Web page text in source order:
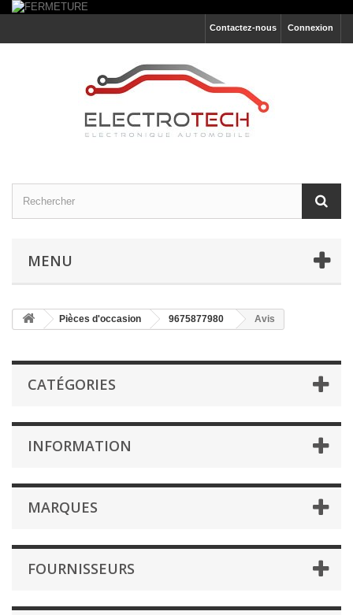
Connexion
Contactez-nous
MENU
Pièces d'occasion 9675877980 Avis
CATÉGORIES
INFORMATION
MARQUES
FOURNISSEURS